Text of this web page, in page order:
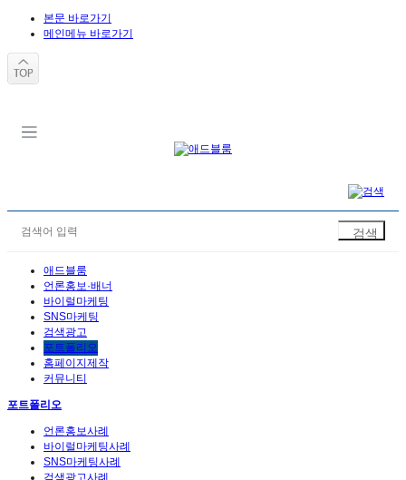
본문 바로가기
메인메뉴 바로가기
애드블룸
언론홍보·배너
바이럴마케팅
SNS마케팅
검색광고
포트폴리오
홈페이지제작
커뮤니티
포트폴리오
언론홍보사례
바이럴마케팅사례
SNS마케팅사례
검색광고사례